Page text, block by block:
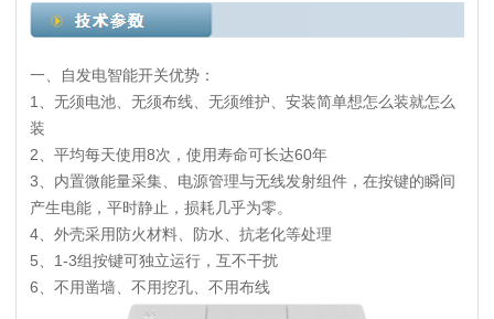
一、自发电智能开关优势：
1、无须电池、无须布线、无须维护、安装简单想怎么装就怎么
装
2、平均每天使用8次，使用寿命可长达60年
3、内置微能量采集、电源管理与无线发射组件，在按键的瞬间
产生电能，平时静止，损耗几乎为零。
4、外壳采用防火材料、防水、抗老化等处理
5、1-3组按键可独立运行，互不干扰
6、不用凿墙、不用挖孔、不用布线